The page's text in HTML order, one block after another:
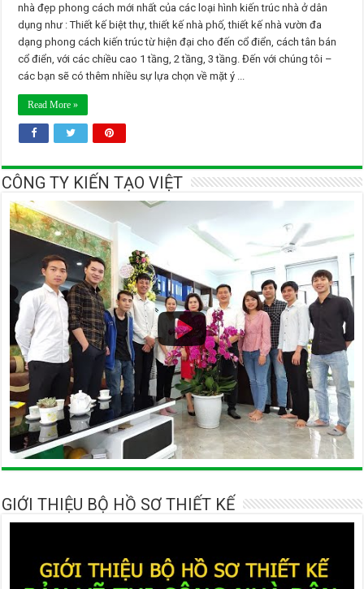
nhà đẹp phong cách mới nhất của các loại hình kiến trúc nhà ở dân
dụng như : Thiết kế biệt thự, thiết kế nhà phố, thiết kế nhà vườn đa
dạng phong cách kiến trúc từ hiện đại cho đến cổ điển, cách tân bán
cổ điển, với các chiều cao 1 tầng, 2 tầng, 3 tầng. Đến với chúng tôi –
các bạn sẽ có thêm nhiều sự lựa chọn về mặt ý ...
Read More »
CÔNG TY KIẾN TẠO VIỆT
GIỚI THIỆU BỘ HỒ SƠ THIẾT KẾ